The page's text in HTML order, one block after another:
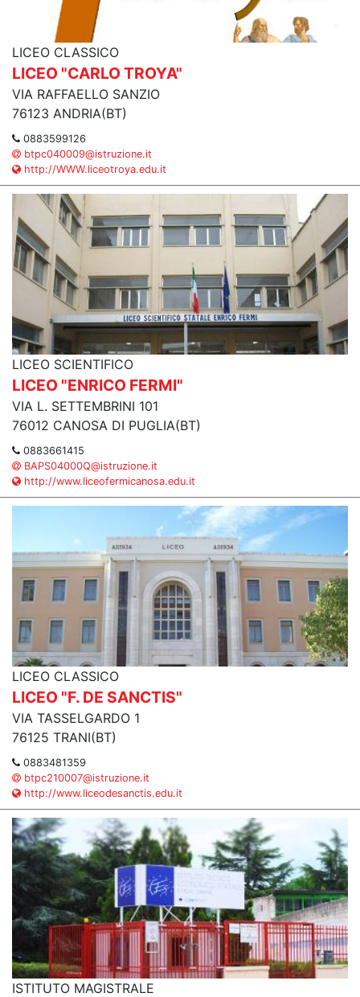
LICEO CLASSICO
LICEO "CARLO TROYA"
VIA RAFFAELLO SANZIO
76123 ANDRIA(BT)
0883599126
btpc040009@istruzione.it
http://WWW.liceotroya.edu.it
LICEO SCIENTIFICO
LICEO "ENRICO FERMI"
VIA L. SETTEMBRINI 101
76012 CANOSA DI PUGLIA(BT)
0883661415
BAPS04000Q@istruzione.it
http://www.liceofermicanosa.edu.it
LICEO CLASSICO
LICEO "F. DE SANCTIS"
VIA TASSELGARDO 1
76125 TRANI(BT)
0883481359
btpc210007@istruzione.it
http://www.liceodesanctis.edu.it
ISTITUTO MAGISTRALE